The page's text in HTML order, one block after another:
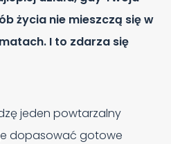
życia nie mieszczą się w
I to zdarza się
jeden powtarzalny
dopasować gotowe